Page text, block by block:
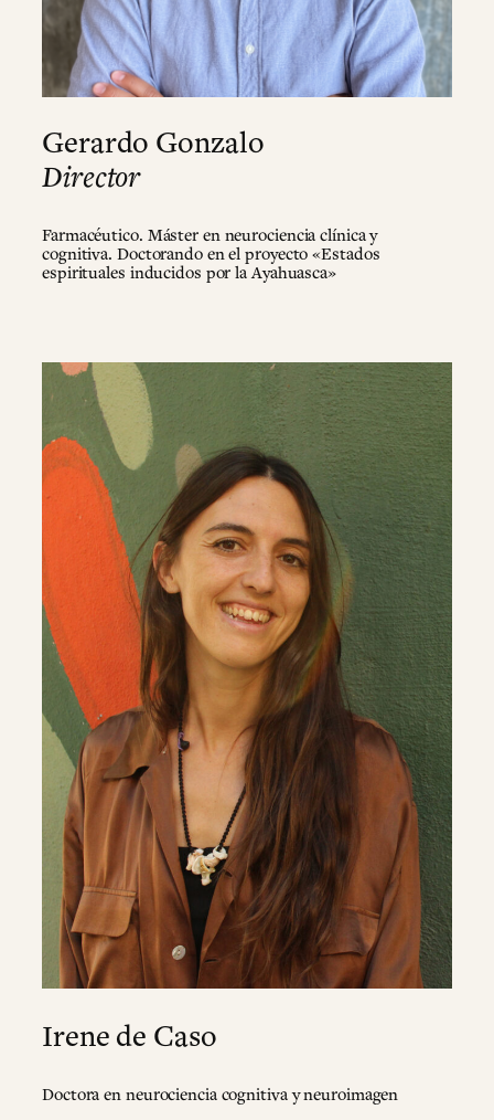
Gerardo Gonzalo
Director
Farmacéutico. Máster en neurociencia clínica y
cognitiva. Doctorando en el proyecto «Estados
espirituales inducidos por la Ayahuasca»
Irene de Caso
Doctora en neurociencia cognitiva y neuroimagen